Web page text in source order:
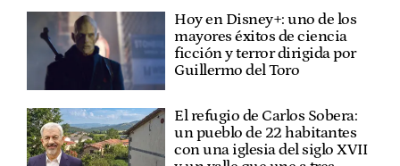
Hoy en Disney+: uno de los
mayores éxitos de ciencia
ficción y terror dirigida por
Guillermo del Toro
El refugio de Carlos Sobera:
un pueblo de 22 habitantes
con una iglesia del siglo XVII